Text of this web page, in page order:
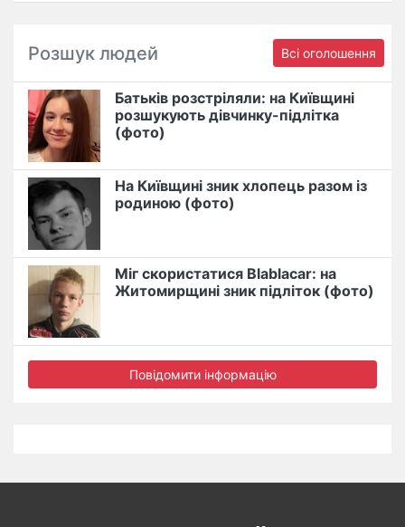
Розшук людей Всі оголошення
Батьків розстріляли: на Київщині
розшукують дівчинку-підлітка
(фото)
На Київщині зник хлопець разом із
родиною (фото)
Міг скористатися Blablacar: на
Житомирщині зник підліток (фото)
Повідомити інформацію